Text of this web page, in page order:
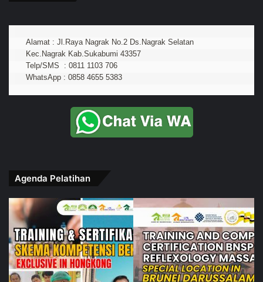
Alamat : Jl.Raya Nagrak No.2 Ds.Nagrak Selatan
Kec.Nagrak Kab.Sukabumi 43357
Telp/SMS  : 0811 1103 706
WhatsApp : 0858 4655 5383
Agenda Pelatihan